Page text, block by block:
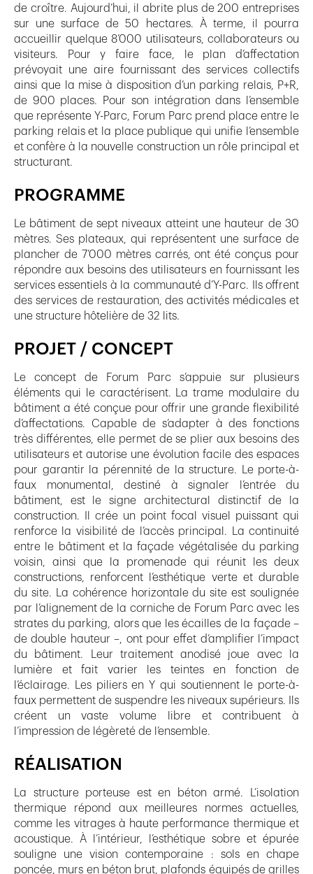
de croître. Aujourd’hui, il abrite plus de 200 entreprises
sur une surface de 50 hectares. À terme, il pourra
accueillir quelque 8’000 utilisateurs, collaborateurs ou
visiteurs. Pour y faire face, le plan d’affectation
prévoyait une aire fournissant des services collectifs
ainsi que la mise à disposition d’un parking relais, P+R,
de 900 places. Pour son intégration dans l’ensemble
que représente Y-Parc, Forum Parc prend place entre le
parking relais et la place publique qui unifie l’ensemble
et confère à la nouvelle construction un rôle principal et
structurant.
PROGRAMME
Le bâtiment de sept niveaux atteint une hauteur de 30
mètres. Ses plateaux, qui représentent une surface de
plancher de 7’000 mètres carrés, ont été conçus pour
répondre aux besoins des utilisateurs en fournissant les
services essentiels à la communauté d’Y-Parc. Ils offrent
des services de restauration, des activités médicales et
une structure hôtelière de 32 lits.
PROJET / CONCEPT
Le concept de Forum Parc s’appuie sur plusieurs
éléments qui le caractérisent. La trame modulaire du
bâtiment a été conçue pour offrir une grande flexibilité
d’affectations. Capable de s’adapter à des fonctions
très différentes, elle permet de se plier aux besoins des
utilisateurs et autorise une évolution facile des espaces
pour garantir la pérennité de la structure. Le porte-à-
faux monumental, destiné à signaler l’entrée du
bâtiment, est le signe architectural distinctif de la
construction. Il crée un point focal visuel puissant qui
renforce la visibilité de l’accès principal. La continuité
entre le bâtiment et la façade végétalisée du parking
voisin, ainsi que la promenade qui réunit les deux
constructions, renforcent l’esthétique verte et durable
du site. La cohérence horizontale du site est soulignée
par l’alignement de la corniche de Forum Parc avec les
strates du parking, alors que les écailles de la façade –
de double hauteur –, ont pour effet d’amplifier l’impact
du bâtiment. Leur traitement anodisé joue avec la
lumière et fait varier les teintes en fonction de
l’éclairage. Les piliers en Y qui soutiennent le porte-à-
faux permettent de suspendre les niveaux supérieurs. Ils
créent un vaste volume libre et contribuent à
l’impression de légèreté de l’ensemble.
RÉALISATION
La structure porteuse est en béton armé. L’isolation
thermique répond aux meilleures normes actuelles,
comme les vitrages à haute performance thermique et
acoustique. À l’intérieur, l’esthétique sobre et épurée
souligne une vision contemporaine : sols en chape
poncée, murs en béton brut, plafonds équipés de grilles